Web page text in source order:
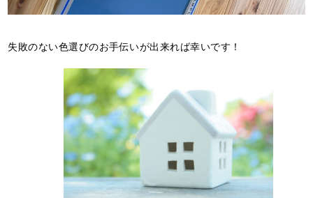
失敗のない色選びのお手伝いが出来れば幸いです！